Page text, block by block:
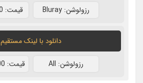
رزولوشن: Bluray قيمت: 8000 تومان
دانلود با لينک مستقيم
رزولوشن: All قيمت: 15000 تومان